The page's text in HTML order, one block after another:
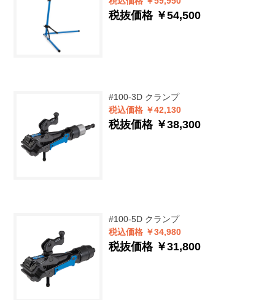
税抜価格 ￥54,500
#100-3D クランプ
税込価格 ￥42,130
税抜価格 ￥38,300
#100-5D クランプ
税込価格 ￥34,980
税抜価格 ￥31,800